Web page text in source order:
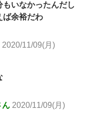
もいなかったんだし
ば余裕だわ
2020/11/09(月)
ん 2020/11/09(月)